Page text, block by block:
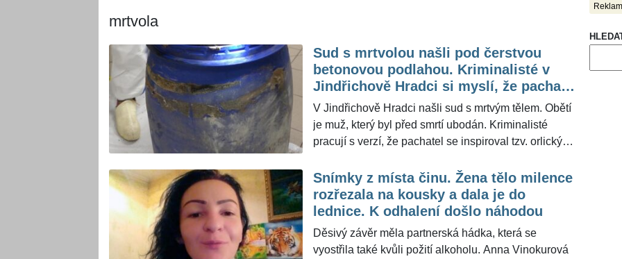
mrtvola
Sud s mrtvolou našli pod čerstvou
betonovou podlahou. Kriminalisté v
Jindřichově Hradci si myslí, že pachatel
se inspiroval orlickými vrahy
V Jindřichově Hradci našli sud s mrtvým tělem. Obětí
je muž, který byl před smrtí ubodán. Kriminalisté
pracují s verzí, že pachatel se inspiroval tzv. orlickými
"Zásadní informaci jsme obdrželi před rokem.
Kriminalisté s ní začali pracovat. Vražda se stala v
roce 2012," uvedla pro ŽivotvČesku.cz policejní
Snímky z místa činu. Žena tělo milence
rozřezala na kousky a dala je do
lednice. K odhalení došlo náhodou
Děsivý závěr měla partnerská hádka, která se
vyostřila také kvůli požití alkoholu. Anna Vinokurová